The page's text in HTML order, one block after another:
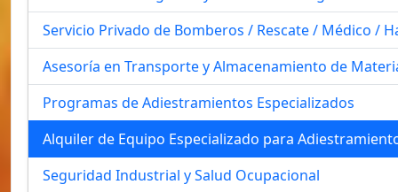
Servicio Privado de Bomberos / Rescate / Médico /
Asesoría en Transporte y Almacenamiento de
Programas de Adiestramientos Especializados
Alquiler de Equipo Especializado para
Seguridad Industrial y Salud Ocupacional